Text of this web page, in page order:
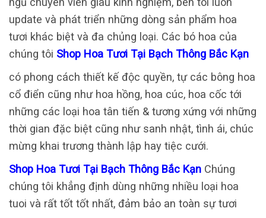
update và phát triển những dòng sản phẩm hoa
tươi khác biệt và đa chủng loại. Các bó hoa của
chúng tôi Shop Hoa Tươi Tại Bạch Thông Bắc Kạn
có phong cách thiết kế độc quyền, tự các bông hoa
cổ điển cũng như hoa hồng, hoa cúc, hoa cốc tới
những các loại hoa tân tiến & tương xứng với những
thời gian đặc biệt cũng như sanh nhật, tình ái, chúc
mừng khai trương thành lập hay tiệc cưới.
Shop Hoa Tươi Tại Bạch Thông Bắc Kạn Chúng
chúng tôi khẳng định dùng những nhiều loại hoa
tuoi và rất tốt tốt nhất, đảm bảo an toàn sự tươi